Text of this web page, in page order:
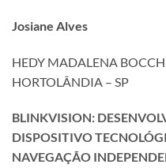
Josiane Alves
HEDY MADALENA
HORTOLÂNDIA – SP
BLINKVISION:
DISPOSITIVO
NAVEGAÇÃO